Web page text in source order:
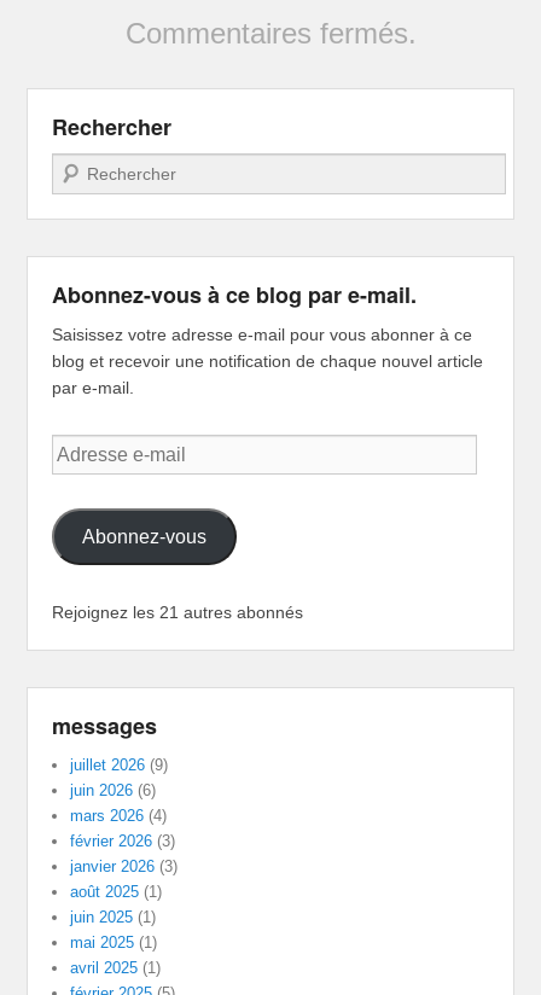
Commentaires fermés.
Rechercher
Recherche
Abonnez-vous à ce blog par e-mail.
Saisissez votre adresse e-mail pour vous abonner à ce
blog et recevoir une notification de chaque nouvel article
par e-mail.
Adresse
e-
Abonnez-vous
Rejoignez les 21 autres abonnés
messages
juillet 2026 (9)
juin 2026 (6)
mars 2026 (4)
février 2026 (3)
janvier 2026 (3)
août 2025 (1)
juin 2025 (1)
mai 2025 (1)
avril 2025 (1)